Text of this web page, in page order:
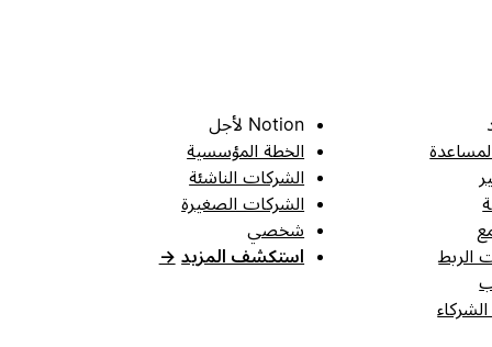
الربط
Notion لأجل
الخطة المؤسسية
الشركات الناشئة
الشركات الصغيرة
شخصي
استكشف المزيد →